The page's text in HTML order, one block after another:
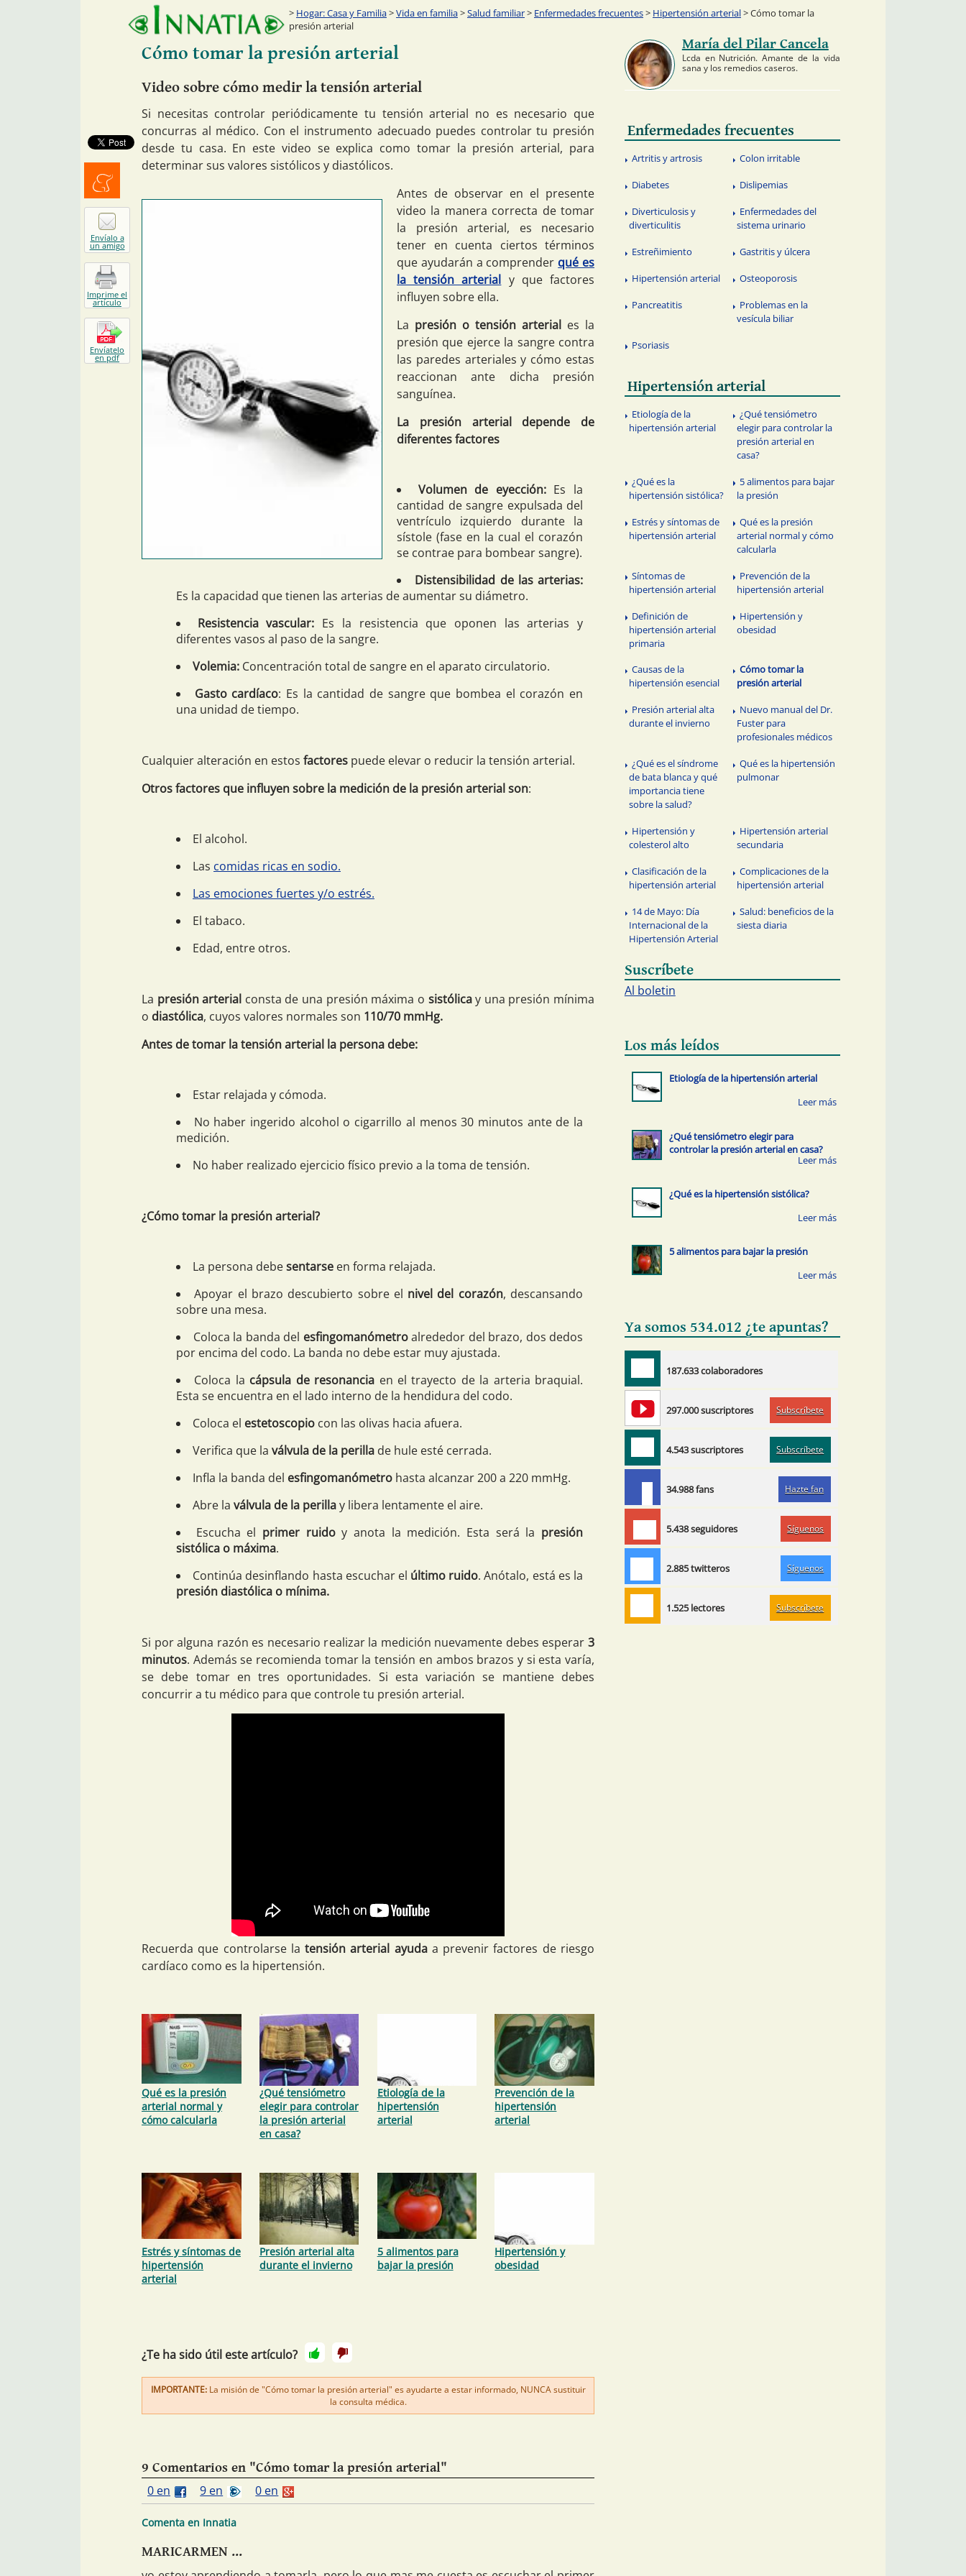
Hogar: Casa y Familia>Vida en familia>Salud familiar> Enfermedades frecuentes> Hipertensión arterial> Cómo tomar la
presión arterial
Cómo tomar la presión arterial
Video sobre cómo medir la tensión arterial
Si necesitas controlar periódicamente tu tensión arterial no es necesario que
concurras al médico. Con el instrumento adecuado puedes controlar tu presión
desde tu casa. En este video se explica como tomar la presión arterial, para
determinar sus valores sistólicos y diastólicos.
Antes de observar en el presente
video la manera correcta de tomar
la presión arterial, es necesario
tener en cuenta ciertos términos
que ayudarán a comprender qué es
la tensión arterial y que factores
influyen sobre ella.
La presión o tensión arterial es la
presión que ejerce la sangre contra
las paredes arteriales y cómo estas
reaccionan ante dicha presión
sanguínea.
La presión arterial depende de
diferentes factores
Volumen de eyección:Es la
cantidad de sangre expulsada del
ventrículo izquierdo durante la
sístole (fase en la cual el corazón
se contrae para bombear sangre).
Distensibilidad de las arterias:
Es la capacidad que tienen las arterias de aumentar su diámetro.
Resistencia vascular: Es la resistencia que oponen las arterias y
diferentes vasos al paso de la sangre.
Volemia: Concentración total de sangre en el aparato circulatorio.
Gasto cardíaco: Es la cantidad de sangre que bombea el corazón en
una unidad de tiempo.
Cualquier alteración en estos factores puede elevar o reducir la tensión arterial.
Otros factores que influyen sobre la medición de la presión arterial son:
El alcohol.
Las comidas ricas en sodio.
Las emociones fuertes y/o estrés.
El tabaco.
Edad, entre otros.
La presión arterial consta de una presión máxima o sistólicay una presión mínima
o diastólica, cuyos valores normales son 110/70 mmHg.
Antes de tomar la tensión arterial la persona debe:
Estar relajada y cómoda.
No haber ingerido alcohol o cigarrillo al menos 30 minutos ante de la
medición.
No haber realizado ejercicio físico previo a la toma de tensión.
¿Cómo tomar la presión arterial?
La persona debesentarse en forma relajada.
Apoyar el brazo descubierto sobre el nivel del corazón, descansando
sobre una mesa.
Coloca la banda del esfingomanómetroalrededor del brazo, dos dedos
por encima del codo. La banda no debe estar muy ajustada.
Coloca la cápsula de resonancia en el trayecto de la arteria braquial.
Esta se encuentra en el lado interno de la hendidura del codo.
Coloca el estetoscopio con las olivas hacia afuera.
Verifica que la válvula de la perilla de hule esté cerrada.
Infla la banda del esfingomanómetro hasta alcanzar 200 a 220 mmHg.
Abre la válvula de la perillay libera lentamente el aire.
Escucha el primer ruidoy anota la medición. Esta será la presión
sistólica o máxima.
Continúa desinflando hasta escuchar el último ruido. Anótalo, está es la
presión diastólica o mínima.
Si por alguna razón es necesario realizar la medición nuevamente debes esperar 3
minutos. Además se recomienda tomar la tensión en ambos brazos y si esta varía,
se debe tomar en tres oportunidades. Si esta variación se mantiene debes
concurrir a tu médico para que controle tu presión arterial.
Recuerda que controlarse latensión arterial ayudaa prevenir factores de riesgo
cardíaco como es la hipertensión.
Qué es la presión
arterial normal y
cómo calcularla
¿Qué tensiómetro
elegir para controlar
la presión arterial
en casa?
Etiología de la
hipertensión
arterial
Prevención de la
hipertensión
arterial
Estrés y síntomas de
hipertensión
arterial
Presión arterial alta
durante el invierno
5 alimentos para
bajar la presión
Hipertensión y
obesidad
¿Te ha sido útil este artículo?
IMPORTANTE:La misión de "Cómo tomar la presión arterial" es ayudarte a estar informado, NUNCA sustituir
la consulta médica.
9 Comentarios en "Cómo tomar la presión arterial"
0 en
9 en 0 en
Comenta en Innatia
MARICARMEN ...
María del Pilar Cancela
Lcda en Nutrición. Amante de la vida
sana y los remedios caseros.
Enfermedades frecuentes
Artritis y artrosis Colon irritable
Diabetes Dislipemias
Diverticulosis y
diverticulitis
Enfermedades del
sistema urinario
Estreñimiento Gastritis y úlcera
Hipertensión arterial Osteoporosis
Pancreatitis
Problemas en la
vesícula biliar
Psoriasis
Hipertensión arterial
Etiología de la
hipertensión arterial
¿Qué tensiómetro
elegir para controlar la
presión arterial en
casa?
¿Qué es la
hipertensión sistólica?
5 alimentos para bajar
la presión
Estrés y síntomas de
hipertensión arterial
Qué es la presión
arterial normal y cómo
calcularla
Síntomas de
hipertensión arterial
Prevención de la
hipertensión arterial
Definición de
hipertensión arterial
primaria
Hipertensión y
obesidad
Causas de la
hipertensión esencial
Cómo tomar la
presión arterial
Presión arterial alta
durante el invierno
Nuevo manual del Dr.
Fuster para
profesionales médicos
¿Qué es el síndrome
de bata blanca y qué
importancia tiene
sobre la salud?
Qué es la hipertensión
pulmonar
Hipertensión y
colesterol alto
Hipertensión arterial
secundaria
Clasificación de la
hipertensión arterial
Complicaciones de la
hipertensión arterial
14 de Mayo: Día
Internacional de la
Hipertensión Arterial
Salud: beneficios de la
siesta diaria
Suscríbete
Al boletin
Los más leídos
Etiología de la hipertensión arterial
¿Qué tensiómetro elegir para
controlar la presión arterial en casa?
¿Qué es la hipertensión sistólica?
5 alimentos para bajar la presión
Ya somos 534.012 ¿te apuntas?
187.633 colaboradores
297.000 suscriptores Subscríbete
4.543 suscriptores Subscríbete
34.988 fans Hazte fan
5.438 seguidores Síguenos
2.885 twitteros Síguenos
1.525 lectores Subscríbete
Menéalo
Envíalo a
un amigo
Imprime el
artículo
Envíatelo
en pdf